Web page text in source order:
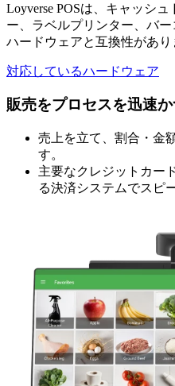
Loyverse POSは、キャッシ
ー、ラベルプリンター、バ
ハードウェアと互換性があり
対応しているハードウェア
販売をプロセスを迅速
売上を立て、割合・金
す。
主要なクレジットカー
る決済システムでスピ